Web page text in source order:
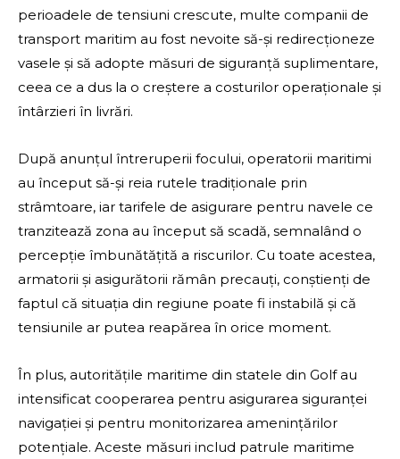
perioadele de tensiuni crescute, multe companii de
transport maritim au fost nevoite să-și redirecționeze
vasele și să adopte măsuri de siguranță suplimentare,
ceea ce a dus la o creștere a costurilor operaționale și
întârzieri în livrări.
După anunțul întreruperii focului, operatorii maritimi
au început să-și reia rutele tradiționale prin
strâmtoare, iar tarifele de asigurare pentru navele ce
tranzitează zona au început să scadă, semnalând o
percepție îmbunătățită a riscurilor. Cu toate acestea,
armatorii și asigurătorii rămân precauți, conștienți de
faptul că situația din regiune poate fi instabilă și că
tensiunile ar putea reapărea în orice moment.
În plus, autoritățile maritime din statele din Golf au
intensificat cooperarea pentru asigurarea siguranței
navigației și pentru monitorizarea amenințărilor
potențiale. Aceste măsuri includ patrule maritime